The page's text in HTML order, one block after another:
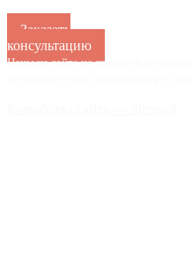
Заказать
консультацию
Цены на сайте не являются